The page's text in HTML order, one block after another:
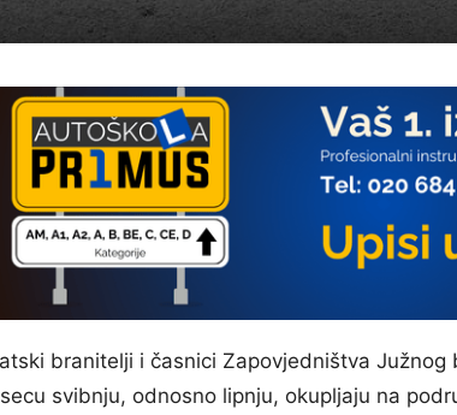
branitelji i časnici Zapovjedništva
svibnju, odnosno lipnju, okupljaju na